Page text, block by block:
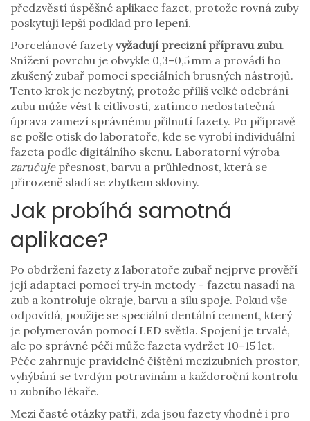
předzvěstí úspěšné aplikace fazet, protože rovná zuby
poskytují lepší podklad pro lepení.
Porcelánové fazetyvyžadují precizní přípravu zubu.
Snížení povrchu je obvykle 0,3–0,5 mm a provádí ho
zkušený zubař pomocí speciálních brusných nástrojů.
Tento krok je nezbytný, protože příliš velké odebrání
zubu může vést k citlivosti, zatímco nedostatečná
úprava zamezí správnému přilnutí fazety. Po přípravě
se pošle otisk do laboratoře, kde se vyrobí individuální
fazeta podle digitálního skenu. Laboratorní výroba
zaručujepřesnost, barvu a průhlednost, která se
přirozeně sladí se zbytkem skloviny.
Jak probíhá samotná
aplikace?
Po obdržení fazety z laboratoře zubař nejprve prověří
její adaptaci pomocí try‑in metody – fazetu nasadí na
zub a kontroluje okraje, barvu a sílu spoje. Pokud vše
odpovídá, použije se speciální dentální cement, který
je polymerován pomocí LED světla. Spojení je trvalé,
ale po správné péči může fazeta vydržet 10–15 let.
Péče zahrnuje pravidelné čištění mezizubních prostor,
vyhýbání se tvrdým potravinám a každoroční kontrolu
u zubního lékaře.
Mezi časté otázky patří, zda jsou fazety vhodné i pro